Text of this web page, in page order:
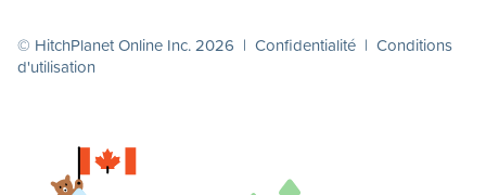
© HitchPlanet Online Inc. 2026 | Confidentialité | Conditions
d'utilisation